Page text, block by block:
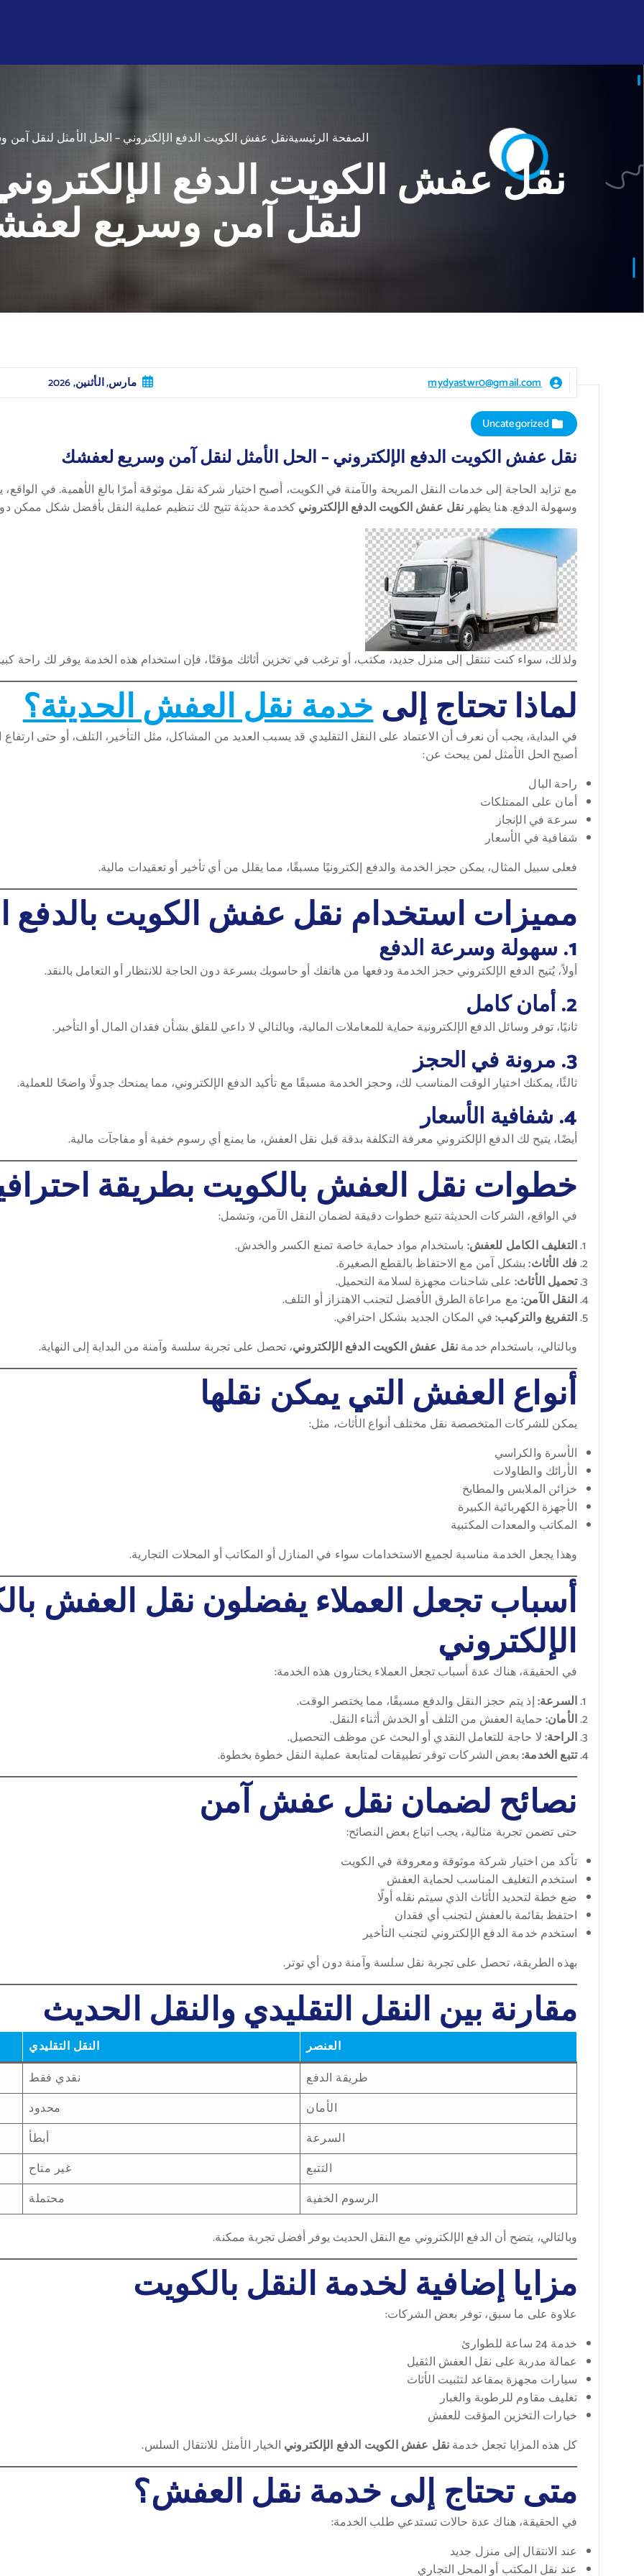
ج
ى
الصفحة الرئيسيةنقل عفش الكويت الدفع الإلكتروني – الحل الأمثل لنقل
نقل عفش الكويت الدفع
لنقل آمن وسريع
mydyastwr0@gmail.com مارس, الأثنين, 2026
Uncategorized
نقل عفش الكويت الدفع الإلكتروني – الحل الأمثل لنقل آمن وسريع لعفشك
مع تزايد الحاجة إلى خدمات النقل المريحة والآمنة في الكويت، أصبح اختيار شركة نقل موثوقة أمرًا بالغ الأهمية. في
وسهولة الدفع. هنا يظهرنقل عفش الكويت الدفع الإلكترونيكخدمة حديثة تتيح لك تنظيم عملية النقل بأفضل شكل ممكن
ولذلك، سواء كنت تنتقل إلى منزل جديد، مكتب، أو ترغب في تخزين أثاثك مؤقتًا، فإن استخدام هذه الخدمة يوفر لك راحة
لماذا تحتاج إلىخدمة نقل العفش الحديثة؟
في البداية، يجب أن نعرف أن الاعتماد على النقل التقليدي قد يسبب العديد من المشاكل، مثل التأخير، التلف، أو حتى ارتفاع
أصبح الحل الأمثل لمن يبحث عن:
راحة البال
أمان على الممتلكات
سرعة في الإنجاز
شفافية في الأسعار
فعلى سبيل المثال، يمكن حجز الخدمة والدفع إلكترونيًا مسبقًا، مما يقلل من أي تأخير أو تعقيدات مالية.
مميزات استخدام نقل عفش الكويت بالدفع
1. سهولة وسرعة الدفع
أولاً، يُتيح الدفع الإلكتروني حجز الخدمة ودفعها من هاتفك أو حاسوبك بسرعة دون الحاجة للانتظار أو التعامل بالنقد.
2. أمان كامل
ثانيًا، توفر وسائل الدفع الإلكترونية حماية للمعاملات المالية، وبالتالي لا داعي للقلق بشأن فقدان المال أو التأخير.
3. مرونة في الحجز
ثالثًا، يمكنك اختيار الوقت المناسب لك، وحجز الخدمة مسبقًا مع تأكيد الدفع الإلكتروني، مما يمنحك جدولًا واضحًا للعملية.
4. شفافية الأسعار
أيضًا، يتيح لك الدفع الإلكتروني معرفة التكلفة بدقة قبل نقل العفش، ما يمنع أي رسوم خفية أو مفاجآت مالية.
خطوات نقل العفش بالكويت بطريقة
في الواقع، الشركات الحديثة تتبع خطوات دقيقة لضمان النقل الآمن، وتشمل:
التغليف الكامل للعفش: باستخدام مواد حماية خاصة تمنع الكسر والخدش.
فك الأثاث:بشكل آمن مع الاحتفاظ بالقطع الصغيرة.
تحميل الأثاث: على شاحنات مجهزة لسلامة التحميل.
النقل الآمن:مع مراعاة الطرق الأفضل لتجنب الاهتزاز أو التلف.
التفريغ والتركيب:في المكان الجديد بشكل احترافي.
وبالتالي، باستخدام خدمةنقل عفش الكويت الدفع الإلكتروني، تحصل على تجربة سلسة وآمنة من البداية إلى النهاية.
أنواع العفش التي يمكن نقلها
يمكن للشركات المتخصصة نقل مختلف أنواع الأثاث، مثل:
الأسرة والكراسي
الأرائك والطاولات
خزائن الملابس والمطابخ
الأجهزة الكهربائية الكبيرة
المكاتب والمعدات المكتبية
وهذا يجعل الخدمة مناسبة لجميع الاستخدامات سواء في المنازل أو المكاتب أو المحلات التجارية.
أسباب تجعل العملاء يفضلون نقل العفش
الإلكتروني
في الحقيقة، هناك عدة أسباب تجعل العملاء يختارون هذه الخدمة:
السرعة:إذ يتم حجز النقل والدفع مسبقًا، مما يختصر الوقت.
الأمان:حماية العفش من التلف أو الخدش أثناء النقل.
الراحة:لا حاجة للتعامل النقدي أو البحث عن موظف التحصيل.
تتبع الخدمة:بعض الشركات توفر تطبيقات لمتابعة عملية النقل خطوة بخطوة.
نصائح لضمان نقل عفش آمن
حتى تضمن تجربة مثالية، يجب اتباع بعض النصائح:
تأكد من اختيار شركة موثوقة ومعروفة في الكويت
استخدم التغليف المناسب لحماية العفش
ضع خطة لتحديد الأثاث الذي سيتم نقله أولًا
احتفظ بقائمة بالعفش لتجنب أي فقدان
استخدم خدمة الدفع الإلكتروني لتجنب التأخير
بهذه الطريقة، تحصل على تجربة نقل سلسة وآمنة دون أي توتر.
مقارنة بين النقل التقليدي والنقل الحديث
العنصر
النقل التقليدي
طريقة الدفع
نقدي فقط
الأمان
محدود
السرعة
أبطأ
التتبع
غير متاح
الرسوم الخفية
محتملة
وبالتالي، يتضح أن الدفع الإلكتروني مع النقل الحديث يوفر أفضل تجربة ممكنة.
مزايا إضافية لخدمة النقل بالكويت
علاوة على ما سبق، توفر بعض الشركات:
خدمة 24 ساعة للطوارئ
عمالة مدربة على نقل العفش الثقيل
سيارات مجهزة بمقاعد لتثبيت الأثاث
تغليف مقاوم للرطوبة والغبار
خيارات التخزين المؤقت للعفش
كل هذه المزايا تجعل خدمةنقل عفش الكويت الدفع الإلكتروني الخيار الأمثل للانتقال السلس.
متى تحتاج إلى خدمة نقل العفش؟
في الحقيقة، هناك عدة حالات تستدعي طلب الخدمة:
عند الانتقال إلى منزل جديد
عند نقل المكتب أو المحل التجاري